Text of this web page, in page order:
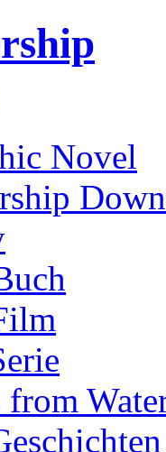
Novel
from